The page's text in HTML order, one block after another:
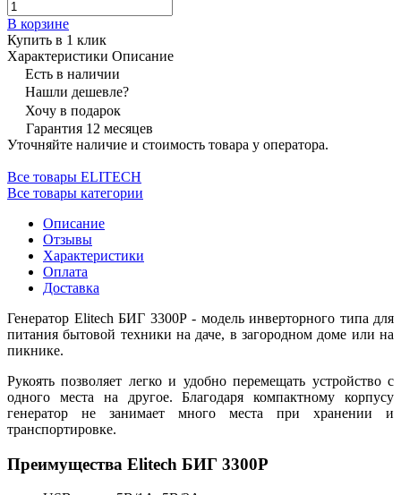
В корзине
Купить в 1 клик
Характеристики Описание
Есть в наличии
Нашли дешевле?
Хочу в подарок
Гарантия 12 месяцев
Уточняйте наличие и стоимость товара у оператора.
Все товары ELITECH
Все товары категории
Описание
Отзывы
Характеристики
Оплата
Доставка
Генератор Elitech БИГ 3300Р - модель инверторного типа для
питания бытовой техники на даче, в загородном доме или на
пикнике.
Рукоять позволяет легко и удобно перемещать устройство с
одного места на другое. Благодаря компактному корпусу
генератор не занимает много места при хранении и
транспортировке.
Преимущества Elitech БИГ 3300Р